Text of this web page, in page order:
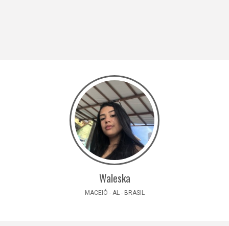
Waleska
MACEIÓ - AL - BRASIL